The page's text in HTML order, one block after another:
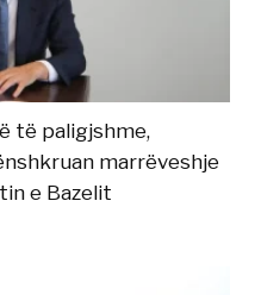
të paligjshme,
marrëveshje
e Bazelit